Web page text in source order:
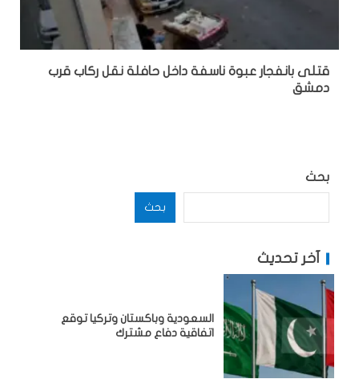
قتلى بانفجار عبوة ناسفة داخل حافلة نقل ركاب قرب
دمشق
بحث
بحث
آخر تحديث
السعودية وباكستان وتركيا توقع
اتفاقية دفاع مشترك